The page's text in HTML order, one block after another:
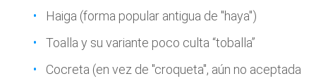
Haiga (forma popular antigua de "haya")
Toalla y su variante poco culta “toballa”
Cocreta (en vez de "croqueta", aún no aceptada